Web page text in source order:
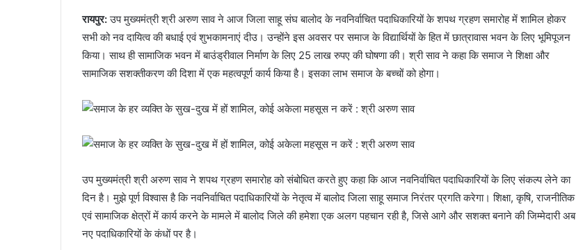
रायपुर:उप मुख्यमंत्री श्री अरुण साव ने आज जिला साहू संघ बालोद के नवनिर्वाचित पदाधिकारियों के शपथ ग्रहण समारोह में शामिल होकर
सभी को नव दायित्व की बधाई एवं शुभकामनाएं दीउ। उन्होंने इस अवसर पर समाज के विद्यार्थियों के हित में छात्रावास भवन के लिए भूमिपूजन
किया। साथ ही सामाजिक भवन में बाउंड्रीवाल निर्माण के लिए 25 लाख रुपए की घोषणा की। श्री साव ने कहा कि समाज ने शिक्षा और
सामाजिक सशक्तीकरण की दिशा में एक महत्वपूर्ण कार्य किया है। इसका लाभ समाज के बच्चों को होगा।
उप मुख्यमंत्री श्री अरुण साव ने शपथ ग्रहण समारोह को संबोधित करते हुए कहा कि आज नवनिर्वाचित पदाधिकारियों के लिए संकल्प लेने का
दिन है। मुझे पूर्ण विश्वास है कि नवनिर्वाचित पदाधिकारियों के नेतृत्व में बालोद जिला साहू समाज निरंतर प्रगति करेगा। शिक्षा, कृषि, राजनीतिक
एवं सामाजिक क्षेत्रों में कार्य करने के मामले में बालोद जिले की हमेशा एक अलग पहचान रही है, जिसे आगे और सशक्त बनाने की जिम्मेदारी अब
नए पदाधिकारियों के कंधों पर है।